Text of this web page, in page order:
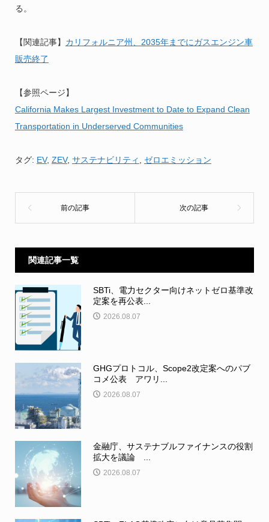
る。
【関連記事】 カリフォルニア州、2035年までにガスエンジン車
販売終了
【参照ページ】
California Makes Largest Investment to Date to Expand Clean
Transportation in Underserved Communities
タグ: EV, ZEV, サステナビリティ ゼロエミッション
関連記事一覧
SBTi、電力セクター向けネットゼロ基準改
定案を再公表...
2026.08.07
GHGプロトコル、Scope2改定案へのパブ
コメ公表 アワリ...
2026.08.07
金融庁、サステナブルファイナンスの役割
拡大を議論 ...
2026.08.07